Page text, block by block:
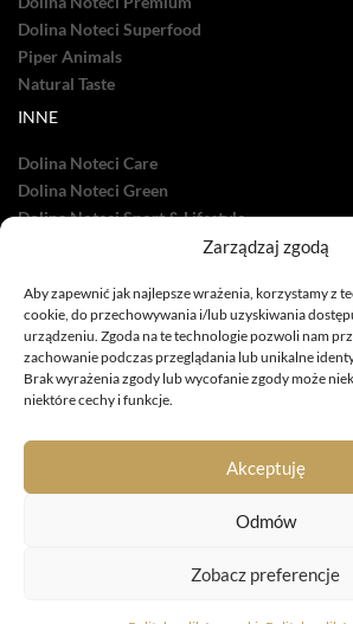
Zarządzaj zgodą
Aby zapewnić jak najlepsze wrażenia, korzystamy z
cookie, do przechowywania i/lub uzyskiwania
urządzeniu. Zgoda na te technologie pozwoli nam
zachowanie podczas przeglądania lub unikalne
Brak wyrażenia zgody lub wycofanie zgody może
niektóre cechy i funkcje.
Akceptuję
Odmów
Zobacz preferencje
Dolina Noteci Superfood
Piper Animals
Natural Taste
INNE
Dolina Noteci Care
Dolina Noteci Green
Dolina Noteci Sport & Lifestyle
marketing@dolina-noteci.pl